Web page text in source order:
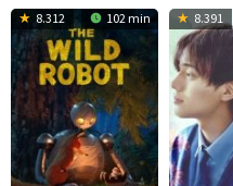
8.312 102 min 8.391